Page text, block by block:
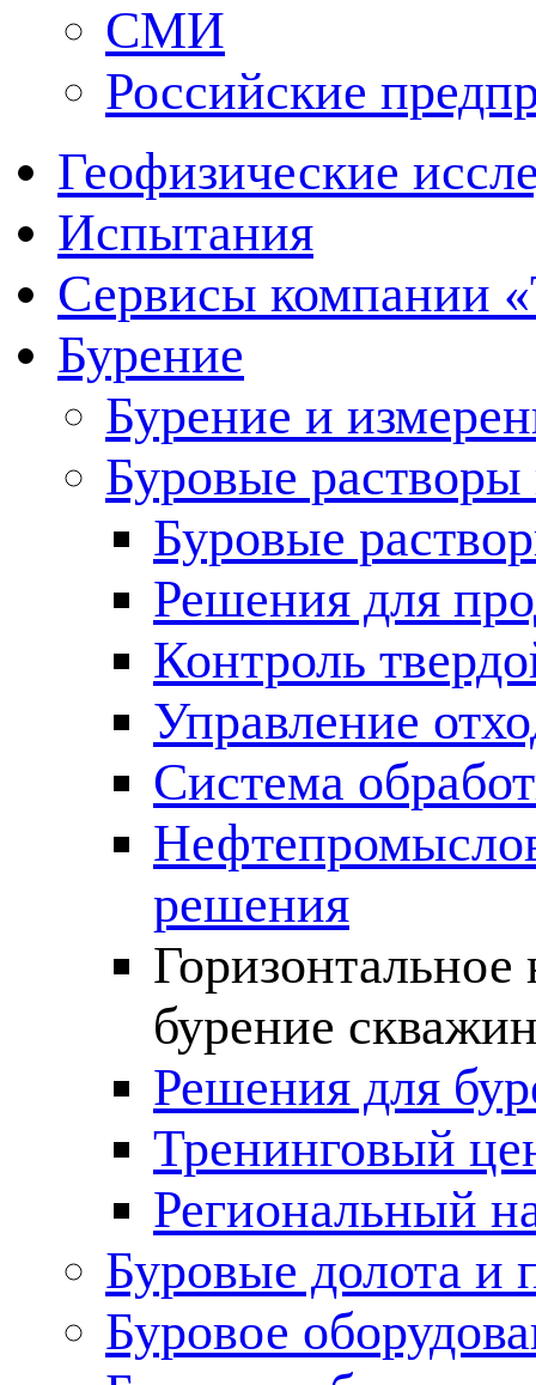
СМИ
Российские
Геофизические
Испытания
Сервисы компании
Бурение
Бурение и
Буровые
Буровые
Решения для
Контроль
Управление
Система
решения
Горизонтальное
бурение
Решения для
Тренинговый
Региональный
Буровые долота и
Буровое